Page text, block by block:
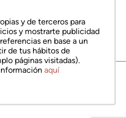
Bcn Advisors 2026
y de terceros para
y mostrarte publicidad
en base a un
de tus hábitos de
páginas visitadas).
aquí